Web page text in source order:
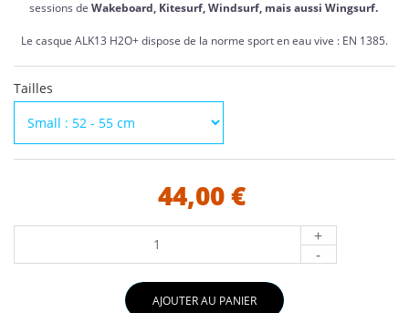
sessions de Wakeboard, Kitesurf, Windsurf, mais aussi Wingsurf.
Le casque ALK13 H2O+ dispose de la norme sport en eau vive : EN 1385.
Tailles
44,00 €
+
-
AJOUTER AU PANIER